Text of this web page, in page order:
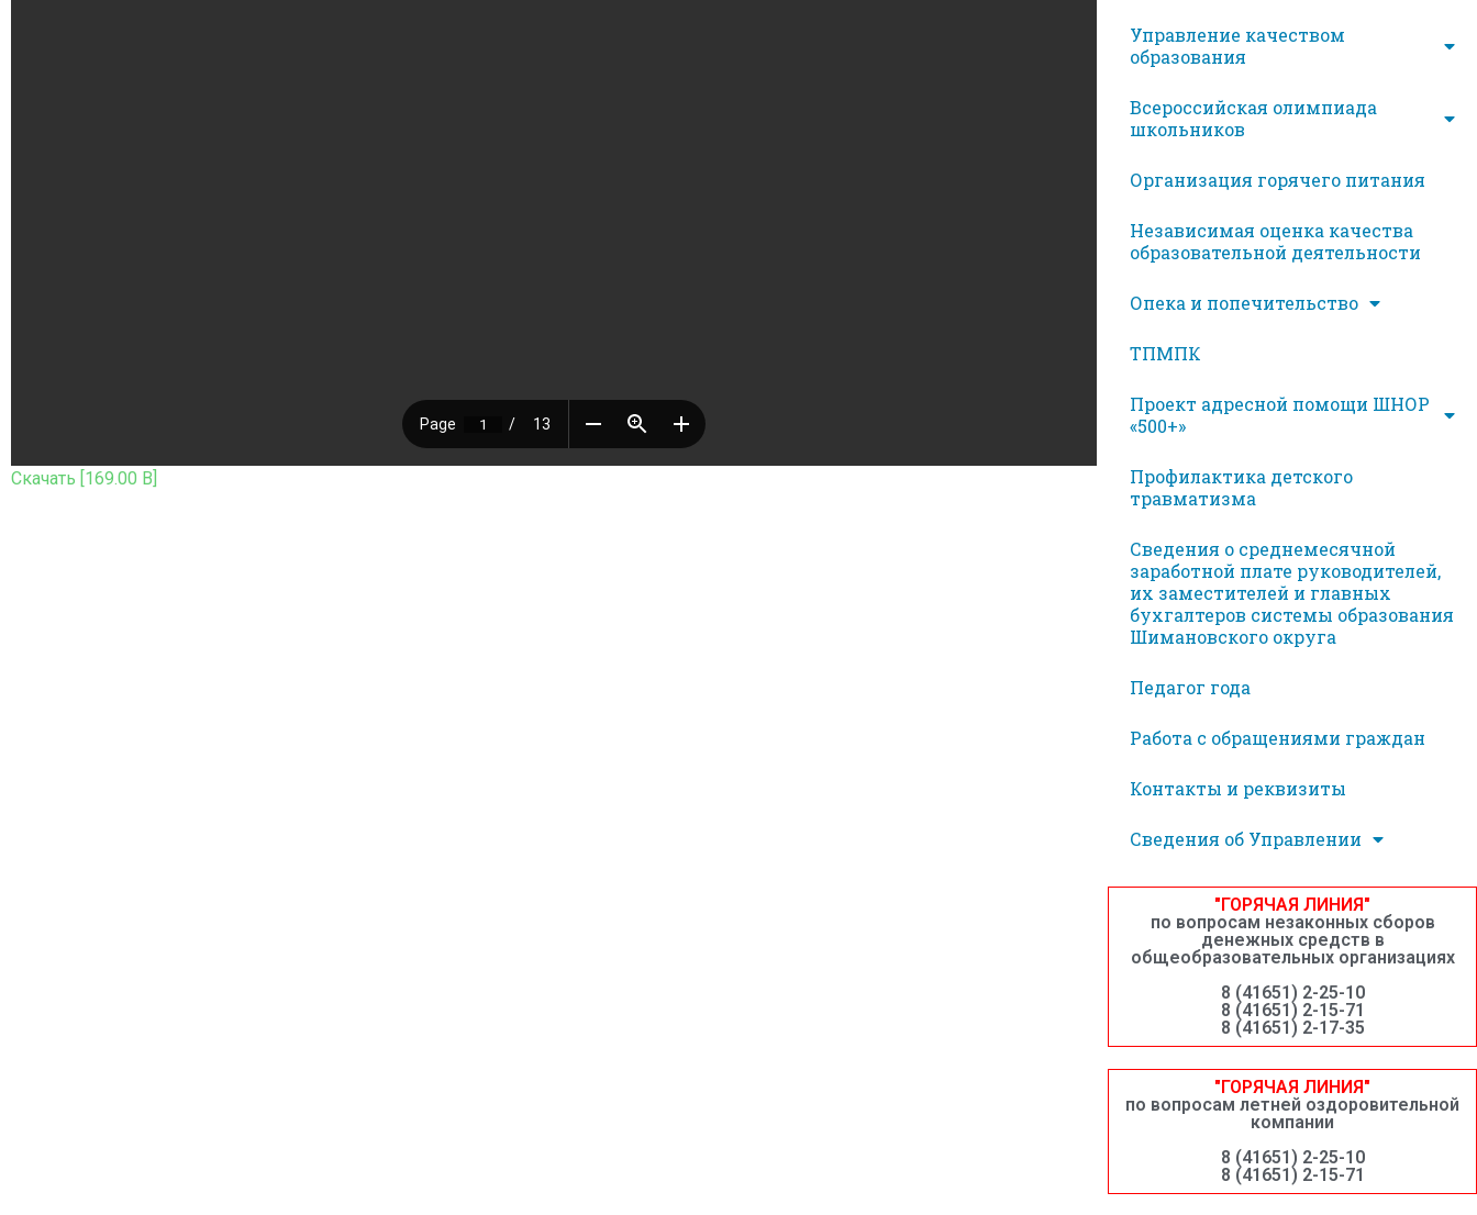
Скачать [169.00 B]
Управление качеством
образования
Всероссийская олимпиада
школьников
Организация горячего питания
Независимая оценка качества
образовательной деятельности
Опека и попечительство
ТПМПК
Проект адресной помощи ШНОР
«500+»
Профилактика детского
травматизма
Сведения о среднемесячной
заработной плате руководителей,
их заместителей и главных
бухгалтеров системы образования
Шимановского округа
Педагог года
Работа с обращениями граждан
Контакты и реквизиты
Сведения об Управлении
"ГОРЯЧАЯ ЛИНИЯ"
по вопросам незаконных сборов
денежных средств в
общеобразовательных организациях
8 (41651) 2-25-10
8 (41651) 2-15-71
8 (41651) 2-17-35
"ГОРЯЧАЯ ЛИНИЯ"
по вопросам летней оздоровительной
компании
8 (41651) 2-25-10
8 (41651) 2-15-71